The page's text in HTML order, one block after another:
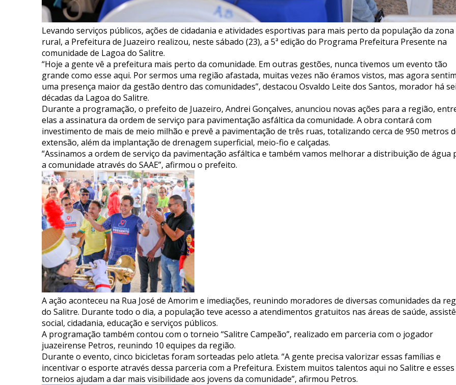
Levando serviços públicos, ações de cidadania e atividades esportivas para mais perto da população da zona
rural, a Prefeitura de Juazeiro realizou, neste sábado (23), a 5ª edição do Programa Prefeitura Presente na
comunidade de Lagoa do Salitre.
“Hoje a gente vê a prefeitura mais perto da comunidade. Em outras gestões, nunca tivemos um evento tão
grande como esse aqui. Por sermos uma região afastada, muitas vezes não éramos vistos, mas agora
uma presença maior da gestão dentro das comunidades”, destacou Osvaldo Leite dos Santos, morador há
décadas da Lagoa do Salitre.
Durante a programação, o prefeito de Juazeiro, Andrei Gonçalves, anunciou novas ações para a região,
elas a assinatura da ordem de serviço para pavimentação asfáltica da comunidade. A obra contará com
investimento de mais de meio milhão e prevê a pavimentação de três ruas, totalizando cerca de 950 metros
extensão, além da implantação de drenagem superficial, meio-fio e calçadas.
“Assinamos a ordem de serviço da pavimentação asfáltica e também vamos melhorar a distribuição de água
a comunidade através do SAAE”, afirmou o prefeito.
A ação aconteceu na Rua José de Amorim e imediações, reunindo moradores de diversas comunidades da
do Salitre. Durante todo o dia, a população teve acesso a atendimentos gratuitos nas áreas de saúde,
social, cidadania, educação e serviços públicos.
A programação também contou com o torneio “Salitre Campeão”, realizado em parceria com o jogador
juazeirense Petros, reunindo 10 equipes da região.
Durante o evento, cinco bicicletas foram sorteadas pelo atleta. “A gente precisa valorizar essas famílias e
incentivar o esporte através dessa parceria com a Prefeitura. Existem muitos talentos aqui no Salitre e esses
torneios ajudam a dar mais visibilidade aos jovens da comunidade”, afirmou Petros.